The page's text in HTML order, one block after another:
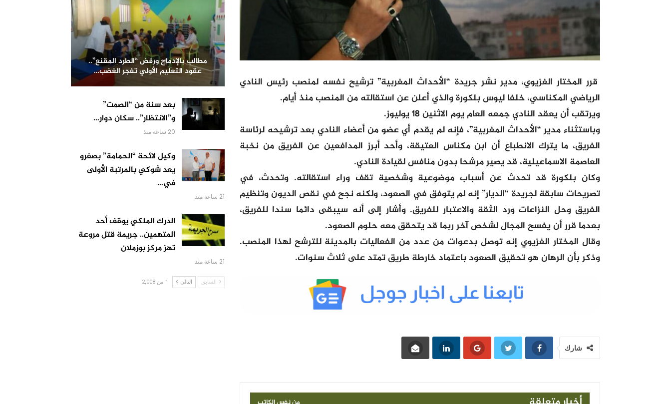
قرر المختار الغزيوي، مدير نشر جريدة “الأحداث المغربية” ترشيح نفسه لمنصب رئيس النادي
الرياضي المكناسي، خلفا ليوس بلكورة والذي أعلن عن استقالته من المنصب منذ أيام.
ويرتقب أن يعقد النادي جمعه العام يوم الاثنين 18 يوليوز.
وباستثناء مدير “الأحداث المغربية”، فإنه لم يقدم أي عضو من أعضاء النادي بعد ترشيحه لرئاسة
الفريق، ما يترك الانطباع أن ابن مكناس العتيقة، وأحد أبرز المدافعين عن الفريق من نخبة
العاصمة الاسماعيلية، قد يصير مرشحا بدون منافس لقيادة النادي.
وكان بلكورة قد تحدث عن أسباب موضوعية وشخصية تقف وراء استقالته. وتحدث، في
تصريحات سابقة لجريدة “الديار” إنه لم يتوفق في الصعود، ولكنه نجح في نقص الديون وتنظيم
الفريق وحل النزاعات ورد الثقة والاعتبار للفريق. وأشار إلى أنه سيبقى دائما سندا للفريق،
بعدما قرر أن يفسح المجال لشخص آخر ربما قد يتحقق معه حلوم الصعود.
وقال المختار الغزيوي إنه توصل بدعوات من عدد من الفعاليات بالمدينة للترشح لهذا المنصب.
وذكر بأن الرهان هو تحقيق الصعود باعتماد خارطة طريق تمتد على ثلاث سنوات.
شارك
مطالب بالإدماج ورفض “الطرد المقنع”..
عقود التعليم الأولي تفجر الغضب…
بعد سنة من “الصمت”
و”الانتظار”.. سكان دوار…
20 ساعة منذ
وكيل لائحة “الحمامة” بصفرو
يعد شوكي بالمرتبة الأولى
في…
21 ساعة منذ
الدرك الملكي يوقف أحد
المتهمين.. جريمة قتل مروعة
تهز مركز بوزملان
21 ساعة منذ
السابق التالي 1 من 2,008